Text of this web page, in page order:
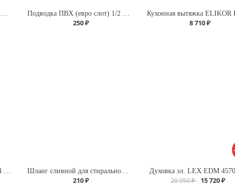
Муфта с нар.р.Ду 50 1.1/2" FIRAT Подводка ПВХ (евро слот) 1/2 г/г 120 для газа
250 ₽ 8 710 ₽
210 ₽
Духовка эл. LEX EDM
20 950 ₽ 15 720 ₽